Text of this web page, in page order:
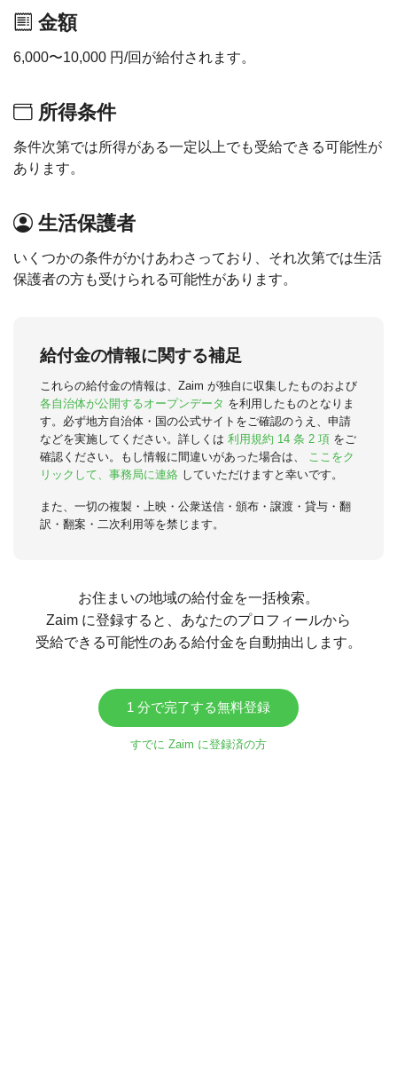
金額
6,000〜10,000 円/回が給付されます。
所得条件
条件次第では所得がある一定以上でも受給できる可能性が
あります。
生活保護者
いくつかの条件がかけあわさっており、それ次第では生活
保護者の方も受けられる可能性があります。
給付金の情報に関する補足
これらの給付金の情報は、Zaim が独自に収集したものおよび
各自治体が公開するオープンデータ を利用したものとなりま
す。必ず地方自治体・国の公式サイトをご確認のうえ、申請
などを実施してください。詳しくは 利用規約 14 条 2 項 をご
確認ください。もし情報に間違いがあった場合は、
ここをク
リックして、事務局に連絡 していただけますと幸いです。
また、一切の複製・上映・公衆送信・頒布・譲渡・貸与・翻
訳・翻案・二次利用等を禁じます。
お住まいの地域の給付金を一括検索。
Zaim に登録すると、あなたのプロフィールから
受給できる可能性のある給付金を自動抽出します。
1 分で完了する無料登録
すでに Zaim に登録済の方